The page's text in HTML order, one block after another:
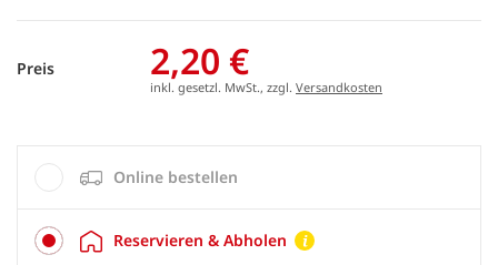
Preis 2,20 €
inkl. gesetzl. MwSt., zzgl. Versandkosten
Online bestellen
Reservieren & Abholen